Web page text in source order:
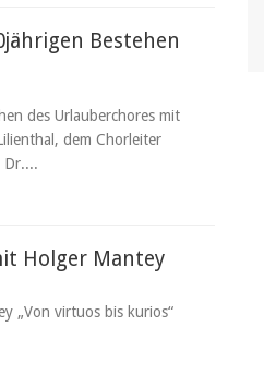
Bestehen
des Urlauberchores mit
dem Chorleiter
Dr....
Holger Mantey
„Von virtuos bis kurios“